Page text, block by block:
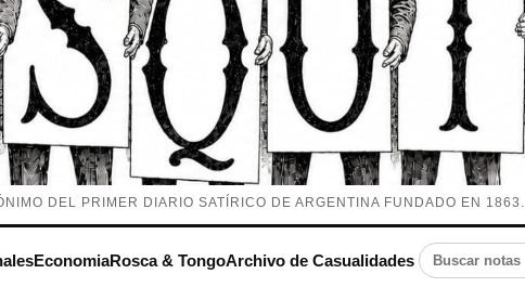
DEL PRIMER DIARIO SATÍRICO DE ARGENTINA FUNDADO EN 1863.
EconomiaRosca & TongoArchivo de Casualidades Buscar notas